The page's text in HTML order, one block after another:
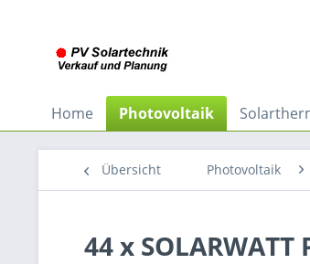
Home Photovoltaik
Übersicht Photovoltaik
44 x